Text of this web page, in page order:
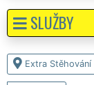
Extra Stěhování
SLUŽBY